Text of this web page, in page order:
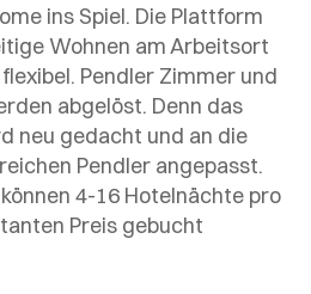
ins Spiel. Die Plattform
Wohnen am Arbeitsort
Pendler Zimmer und
abgelöst. Denn das
neu gedacht und an die
Pendler angepasst.
4-16 Hotelnächte pro
Preis gebucht